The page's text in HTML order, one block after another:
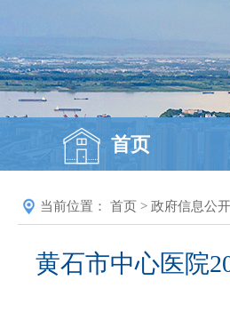
首页
当前位置： 首页 > 政府信息公开
黄石市中心医院